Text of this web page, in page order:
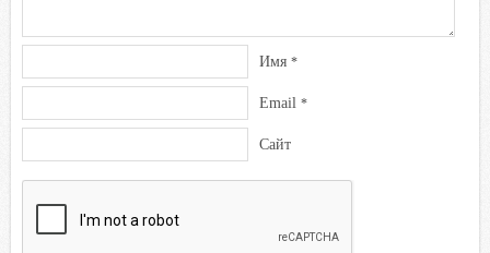
Имя *
Email *
Сайт